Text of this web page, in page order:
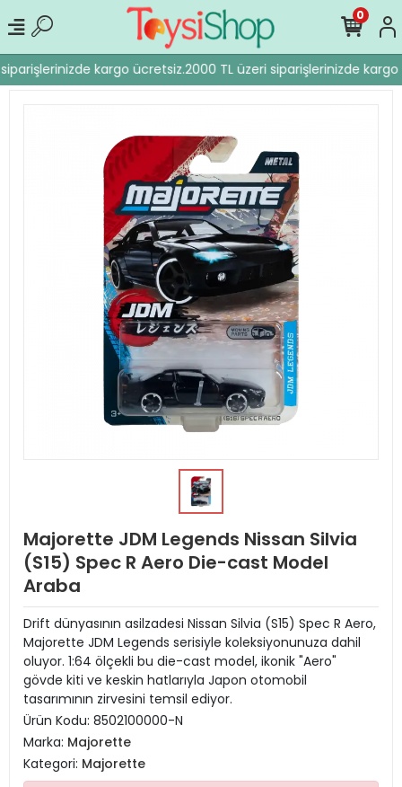
kargo ücretsiz.2000 TL üzeri siparişlerinizde kargo
0
Majorette JDM Legends Nissan Silvia
(S15) Spec R Aero Die-cast Model
Araba
Drift dünyasının asilzadesi Nissan Silvia (S15) Spec R Aero,
Majorette JDM Legends serisiyle koleksiyonunuza dahil
oluyor. 1:64 ölçekli bu die-cast model, ikonik "Aero"
gövde kiti ve keskin hatlarıyla Japon otomobil
tasarımının zirvesini temsil ediyor.
Ürün Kodu: 8502100000-N
Marka: Majorette
Kategori: Majorette